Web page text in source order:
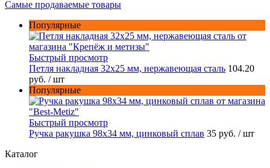
Самые продаваемые товары
Популярные
Быстрый просмотр
Петля накладная 32х25 мм, нержавеющая сталь 104.20
руб. / шт
Популярные
Быстрый просмотр
Ручка ракушка 98x34 мм, цинковый сплав 35 руб. / шт
Каталог